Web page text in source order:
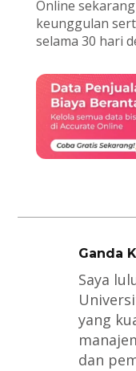
Online
keunggulan
selama 30 hari
Ganda
Saya
yang
dan